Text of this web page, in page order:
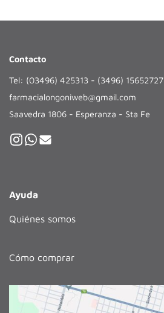
Contacto
Tel: (03496) 425313 - (3496) 15652727
farmacialongoniweb@gmail.com
Saavedra 1806 - Esperanza - Sta Fe
Ayuda
Quiénes somos
Cómo comprar